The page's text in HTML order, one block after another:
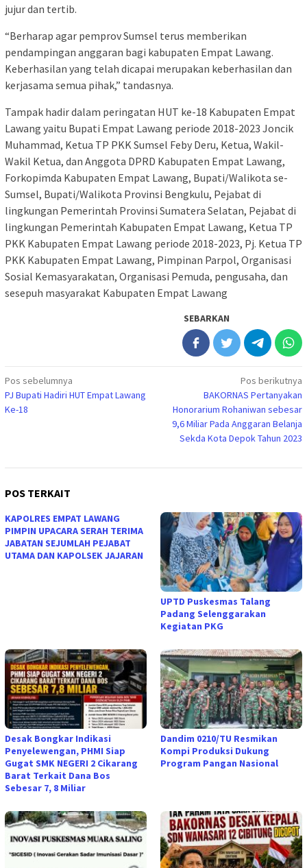
jujur dan tertib.
“Berharap agar pemprov Sumsel terus memberikan
pendampingan anggaran bagi kabupaten Empat Lawang.
Keberhasilan yang telah dicapai merupakan keberhasilan dan
kerjasama semua pihak,” tandasnya.
Tampak hadir dalam peringatan HUT ke-18 Kabupaten Empat
Lawang yaitu Bupati Empat Lawang periode 2018-2023 Joncik
Muhammad, Ketua TP PKK Sumsel Feby Deru, Ketua, Wakil-
Wakil Ketua, dan Anggota DPRD Kabupaten Empat Lawang,
Forkopimda Kabupaten Empat Lawang, Bupati/Walikota se-
Sumsel, Bupati/Walikota Provinsi Bengkulu, Pejabat di
lingkungan Pemerintah Provinsi Sumatera Selatan, Pejabat di
lingkungan Pemerintah Kabupaten Empat Lawang, Ketua TP
PKK Kabupaten Empat Lawang periode 2018-2023, Pj. Ketua TP
PKK Kabupaten Empat Lawang, Pimpinan Parpol, Organisasi
Sosial Kemasyarakatan, Organisasi Pemuda, pengusaha, dan
sesepuh masyarakat Kabupaten Empat Lawang
SEBARKAN
Navigasi
pos
Pos sebelumnya
PJ Bupati Hadiri HUT Empat Lawang
Ke-18
Pos berikutnya
BAKORNAS Pertanyakan
Honorarium Rohaniwan sebesar
9,6 Miliar Pada Anggaran Belanja
Sekda Kota Depok Tahun 2023
POS TERKAIT
KAPOLRES EMPAT LAWANG
PIMPIN UPACARA SERAH TERIMA
JABATAN SEJUMLAH PEJABAT
UTAMA DAN KAPOLSEK JAJARAN
UPTD Puskesmas Talang
Padang Selenggarakan
Kegiatan PKG
Desak Bongkar Indikasi
Penyelewengan, PHMI Siap
Gugat SMK NEGERI 2 Cikarang
Barat Terkait Dana Bos
Sebesar 7, 8 Miliar
Dandim 0210/TU Resmikan
Kompi Produksi Dukung
Program Pangan Nasional